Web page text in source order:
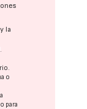
y la
o
para